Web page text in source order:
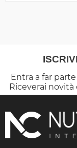
Entra a far
Riceverai